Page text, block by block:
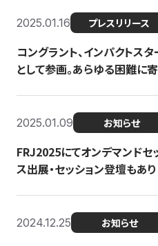
2025.01.16 プレスリリース
コングラント、インパクトス
として参画。あらゆる困難に
2025.01.09 お知らせ
FRJ2025にてオンデマンドセ
ス出展・セッション登壇もあり
2024.12.25 お知らせ